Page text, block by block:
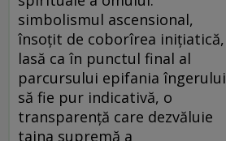
simbolismul ascensional,
însoțit de coborîrea inițiatică,
lasă ca în punctul final al
parcursului epifania îngerului
să fie pur indicativă, o
transparență care dezvăluie
taina supremă a